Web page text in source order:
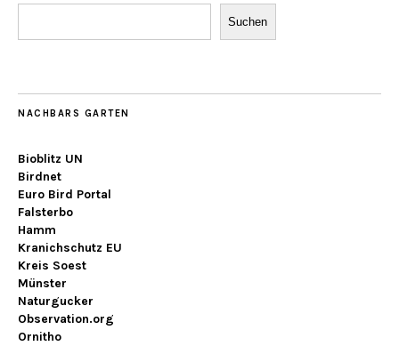
Suchen
NACHBARS GARTEN
Bioblitz UN
Birdnet
Euro Bird Portal
Falsterbo
Hamm
Kranichschutz EU
Kreis Soest
Münster
Naturgucker
Observation.org
Ornitho